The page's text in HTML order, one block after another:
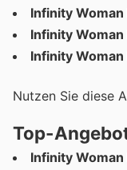
Infinity Woman
Infinity Woman
Infinity Woman
Nutzen Sie diese
Top-
Infinity Woman